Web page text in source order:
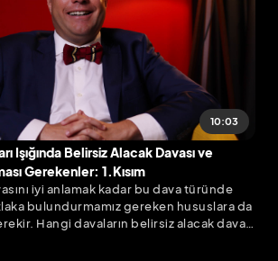
10:03
Işığında Belirsiz Alacak Davası ve
Gerekenler: 1.Kısım
iyi anlamak kadar bu dava türünde
bulundurmamız gereken hususlara da
Hangi davaların belirsiz alacak davası
sınırları çizilmiş bir düzenleme